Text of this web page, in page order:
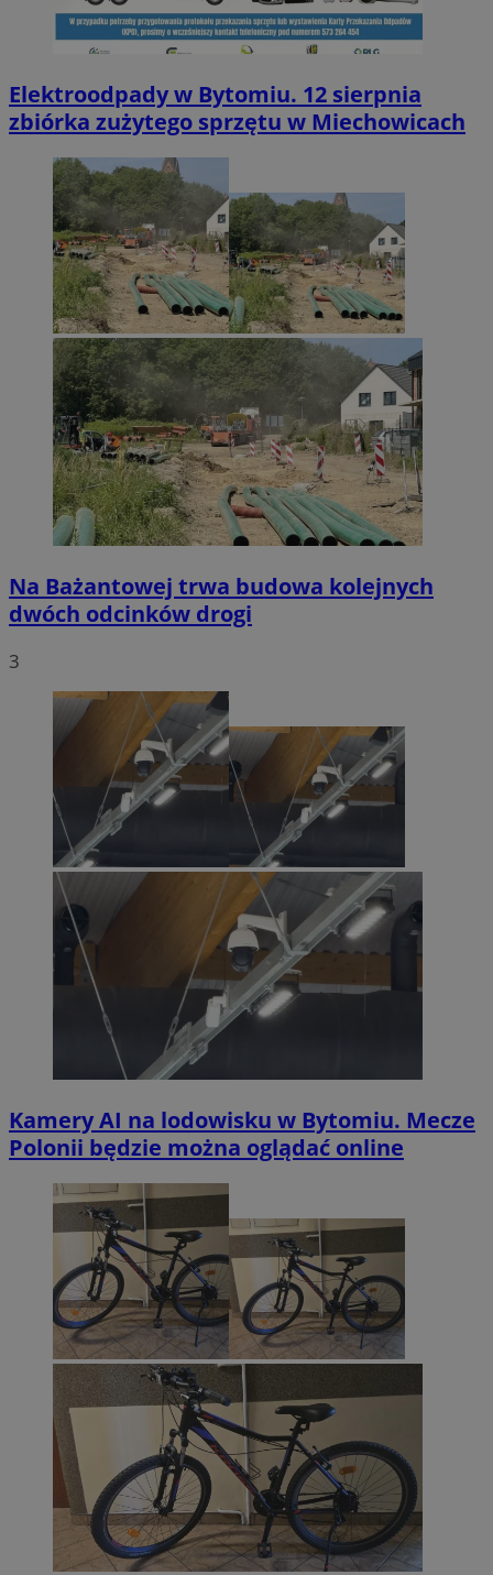
Elektroodpady w Bytomiu. 12 sierpnia
zbiórka zużytego sprzętu w Miechowicach
Na Bażantowej trwa budowa kolejnych
dwóch odcinków drogi
3
Kamery AI na lodowisku w Bytomiu. Mecze
Polonii będzie można oglądać online